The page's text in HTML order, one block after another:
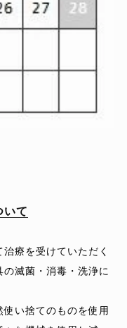
いて
療を受けていただく
滅菌・消毒・洗浄に
い捨てのものを使用